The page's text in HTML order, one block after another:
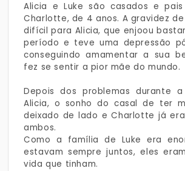
Alicia e Luke são casados e
Charlotte, de 4 anos. A gravidez
difícil para Alicia, que enjoou
período e teve uma depressão
conseguindo amamentar a sua
fez se sentir a pior mãe do mundo.
Depois dos problemas durante
Alicia, o sonho do casal de ter
deixado de lado e Charlotte já
ambos.
Como a família de Luke era
estavam sempre juntos, eles
vida que tinham.